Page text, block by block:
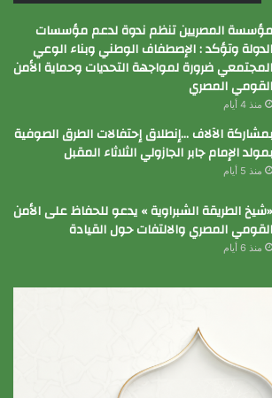
مؤسسة المصريين تنظم ندوة لدعم مؤسسات
الدولة وتؤكد : الإصطفاف الوطني وبناء الوعي
المجتمعي ضرورة لمواجهة التحديات وحماية الأمن
القومي المصري
منذ 4 أيام
بمشاركة الآلاف …إنطلاق إحتفالات الطرق الصوفية
بمولد الإمام جابر الجازولي الثلاثاء المقبل
منذ 5 أيام
«شيخ الطريقة الشبراوية » يدعو للحفاظ على الأمن
القومي المصري والالتفات حول القيادة
منذ 6 أيام